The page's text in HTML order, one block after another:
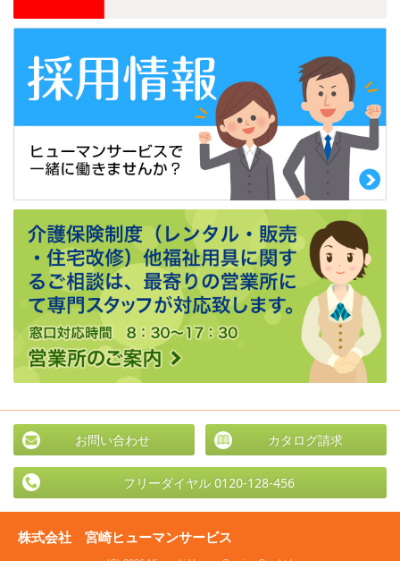
お問い合わせ カタログ請求
フリーダイヤル 0120-128-456
株式会社 宮崎ヒューマンサービス